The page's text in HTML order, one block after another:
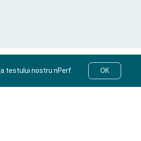
a testului nostru nPerf. OK